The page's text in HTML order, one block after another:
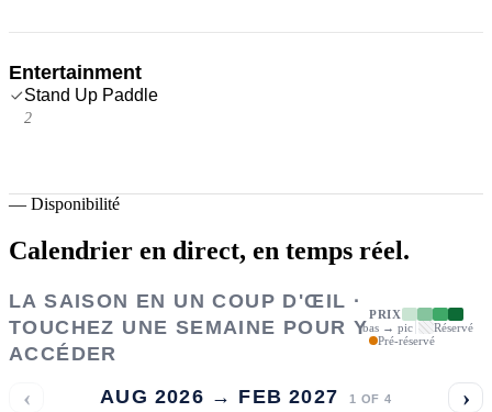
Entertainment
Stand Up Paddle
2
— Disponibilité
Calendrier en direct, en temps réel.
LA SAISON EN UN COUP D'ŒIL ·
TOUCHEZ UNE SEMAINE POUR Y
ACCÉDER
PRIX
bas → pic
Réservé
Pré-réservé
‹ AUG 2026 → FEB 2027 1 OF 4 ›